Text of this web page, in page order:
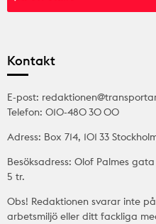
Kontakt
E-post:
Telefon: 010-480 30 00
Adress: Box 714, 101 33
Besöksadress: Olof Palmes gata
5 tr.
Obs! Redaktionen svarar inte
arbetsmiljö eller ditt fackliga